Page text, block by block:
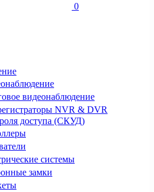
0
видеонаблюдение
NVR & DVR
доступа (СКУД)
системы
замки